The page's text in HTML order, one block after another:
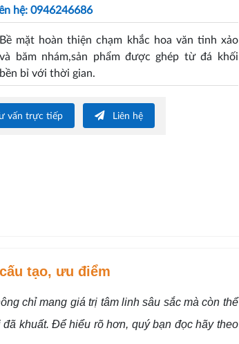
hệ: 0946246686
Bề mặt hoàn thiện chạm khắc hoa văn tinh xảo
và băm nhám,sản phẩm được ghép từ đá khối
bền bỉ với thời gian.
vấn trực tiếp Liên hệ
tạo, ưu điểm
chỉ mang giá trị tâm linh sâu sắc mà còn thể
khuất. Để hiểu rõ hơn, quý bạn đọc hãy theo